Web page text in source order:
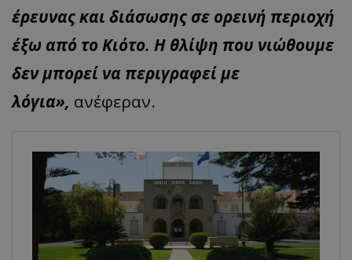
έρευνας και διάσωσης σε ορεινή περιοχή
έξω από το Κιότο. Η θλίψη που νιώθουμε
δεν μπορεί να περιγραφεί με
λόγια», ανέφεραν.